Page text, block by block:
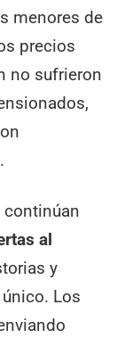
menores de
precios
no sufrieron
al
y
Los